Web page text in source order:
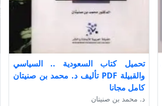
تحميل كتاب السعودية .. السياسي
والقبيلة PDF تأليف د. محمد بن صنيتان
كامل مجانا
د. محمد بن صنيتان